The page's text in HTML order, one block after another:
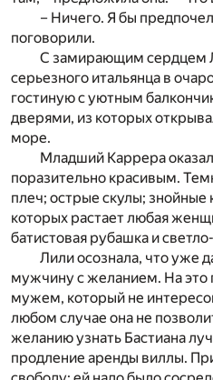
– Ничего. Я бы
поговорили.
С замирающим сердцем
серьезного итальянца в
гостиную с уютным
дверями, из которых
море.
Младший Каррера
поразительно красивым.
плеч; острые скулы; знойные
которых растает любая
батистовая рубашка и
Лили осознала, что уже
мужчину с желанием. На это
мужем, который не
любом случае она не
желанию узнать Бастиана
продление аренды виллы.